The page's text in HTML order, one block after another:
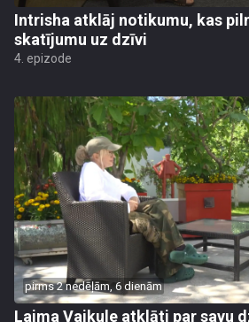
Intrisha atklāj notikumu, kas
skatījumu uz dzīvi
4. epizode
pirms 2 nedēļām, 6 dienām
Laima Vaikule atklāti par savu